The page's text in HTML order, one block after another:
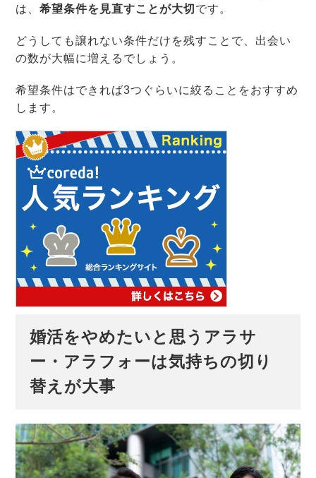
は、 希望条件を見直すことが大切 です。
どうしても譲れない条件だけを残すことで、出会い
の数が大幅に増えるでしょう。
希望条件はできれば3つぐらいに絞ることをおすすめ
します。
婚活をやめたいと思うアラサ
ー・アラフォーは気持ちの切り
替えが大事